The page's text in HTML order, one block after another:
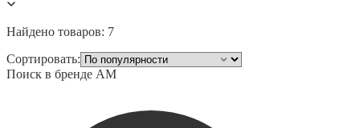
Найдено товаров: 7
Сортировать:
Поиск в бренде AM